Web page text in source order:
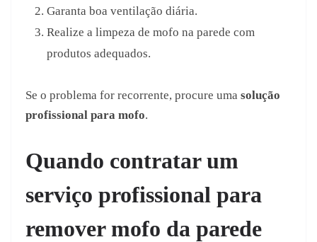
Garanta boa ventilação diária.
Realize a limpeza de mofo na parede com
produtos adequados.
Se o problema for recorrente, procure uma solução
profissional para mofo.
Quando contratar um
serviço profissional para
remover mofo da parede